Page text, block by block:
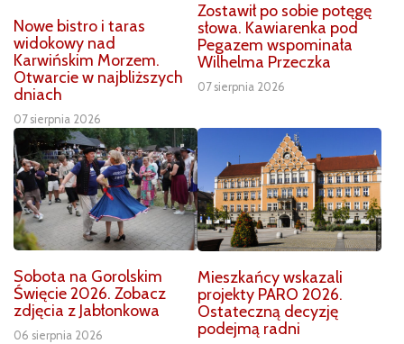
Nowe bistro i taras
widokowy nad
Karwińskim Morzem.
Otwarcie w najbliższych
dniach
07 sierpnia 2026
Zostawił po sobie potęgę
słowa. Kawiarenka pod
Pegazem wspominała
Wilhelma Przeczka
07 sierpnia 2026
Sobota na Gorolskim
Święcie 2026. Zobacz
zdjęcia z Jabłonkowa
06 sierpnia 2026
Mieszkańcy wskazali
projekty PARO 2026.
Ostateczną decyzję
podejmą radni